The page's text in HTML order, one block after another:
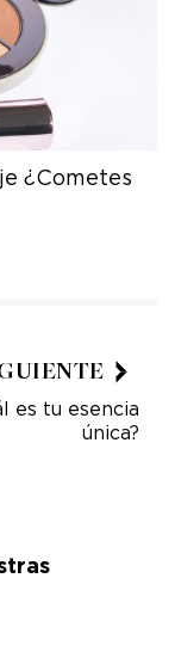
¿Cometes
es tu esencia
única?